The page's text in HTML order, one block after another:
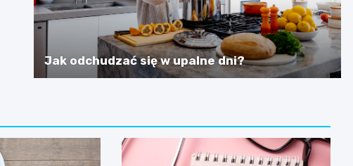
Jak odchudzać się w upalne dni?